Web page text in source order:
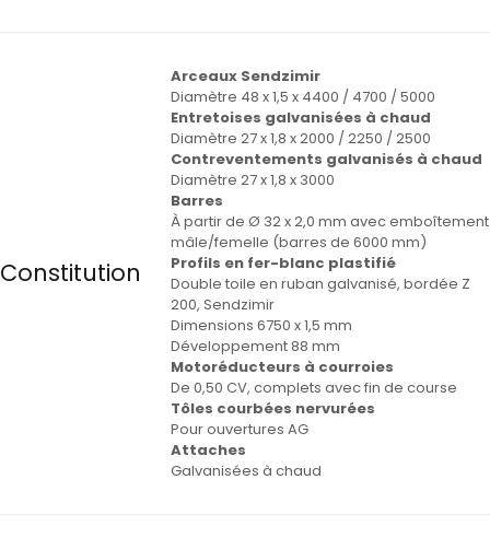
Constitution
Arceaux Sendzimir
Diamètre 48 x 1,5 x 4400 / 4700 / 5000
Entretoises galvanisées à chaud
Diamètre 27 x 1,8 x 2000 / 2250 / 2500
Contreventements galvanisés à chaud
Diamètre 27 x 1,8 x 3000
Barres
À partir de Ø 32 x 2,0 mm avec emboîtement
mâle/femelle (barres de 6000 mm)
Profils en fer-blanc plastifié
Double toile en ruban galvanisé, bordée Z
200, Sendzimir
Dimensions 6750 x 1,5 mm
Développement 88 mm
Motoréducteurs à courroies
De 0,50 CV, complets avec fin de course
Tôles courbées nervurées
Pour ouvertures AG
Attaches
Galvanisées à chaud